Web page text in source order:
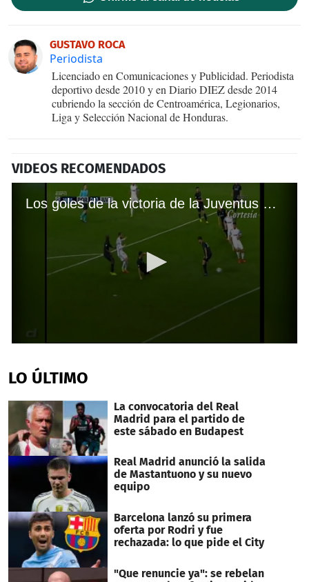
GUSTAVO ROCA
Periodista
Licenciado en Comunicaciones y Publicidad. Periodista
deportivo desde 2010 y en Diario DIEZ desde 2014
cubriendo la sección de Centroamérica, Legionarios,
Liga y Selección Nacional de Honduras.
VIDEOS RECOMENDADOS
Los goles de la victoria de la Juventus ante al Porto por la UEFA Champions League
of
1
4
seconds
LO ÚLTIMO
La convocatoria del Real
Madrid para el partido de
este sábado en Budapest
Real Madrid anunció la salida
de Mastantuono y su nuevo
equipo
Barcelona lanzó su primera
oferta por Rodri y fue
rechazada: lo que pide el City
"Que renuncie ya": se rebelan